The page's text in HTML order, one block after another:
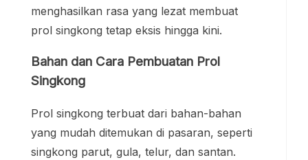
menghasilkan rasa yang lezat membuat
prol singkong tetap eksis hingga kini.
Bahan dan Cara Pembuatan Prol
Singkong
Prol singkong terbuat dari bahan-bahan
yang mudah ditemukan di pasaran, seperti
singkong parut, gula, telur, dan santan.